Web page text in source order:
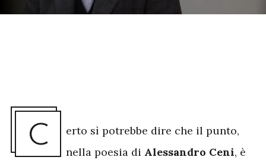
C
erto sì potrebbe dire che il punto,
nella poesia di Alessandro Ceni, è